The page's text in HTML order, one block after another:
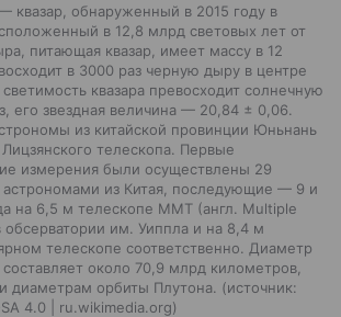
квазар, обнаруженный в 2015 году в
в 12,8 млрд световых лет от
питающая квазар, имеет массу в 12
в 3000 раз черную дыру в центре
квазара превосходит солнечную
его звездная величина — 20,84 ± 0,06.
из китайской провинции Юньнань
телескопа. Первые
измерения были осуществлены 29
астрономами из Китая, последующие — 9 и
на 6,5 м телескопе MMT (англ. Multiple
обсерватории им. Уиппла и на 8,4 м
телескопе соответственно. Диаметр
около 70,9 млрд километров,
диаметрам орбиты Плутона.
источник:
4.0 | ru.wikimedia.org